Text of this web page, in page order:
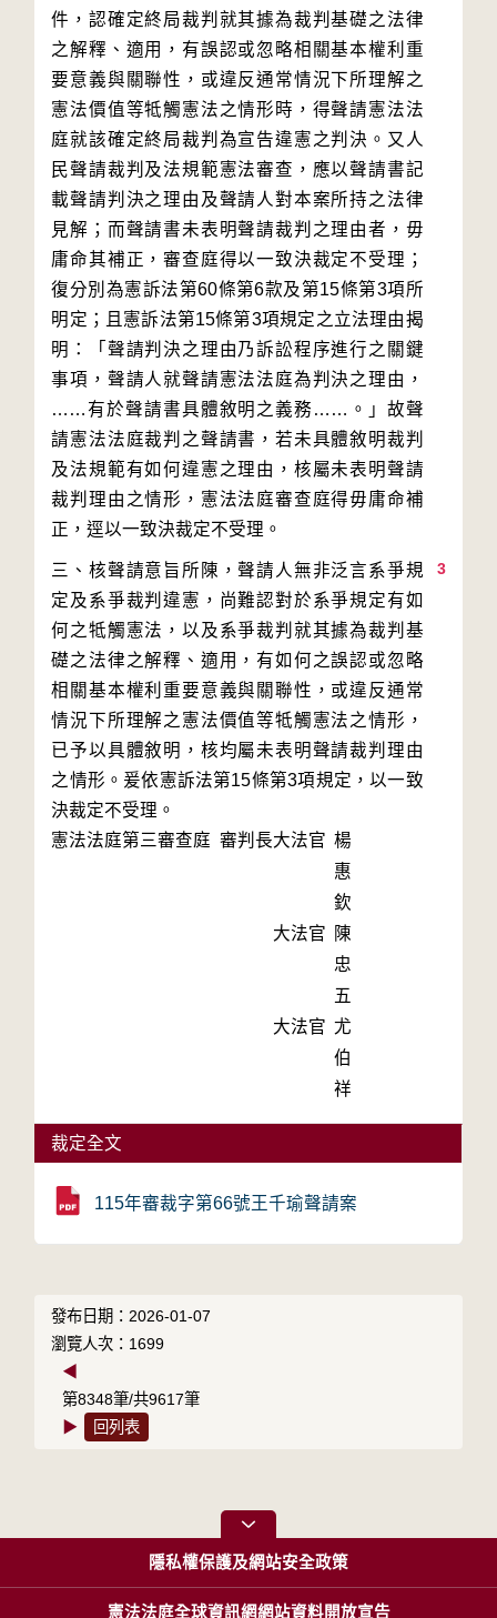
件，認確定終局裁判就其據為裁判基礎之法律
之解釋、適用，有誤認或忽略相關基本權利重
要意義與關聯性，或違反通常情況下所理解之
憲法價值等牴觸憲法之情形時，得聲請憲法法
庭就該確定終局裁判為宣告違憲之判決。又人
民聲請裁判及法規範憲法審查，應以聲請書記
載聲請判決之理由及聲請人對本案所持之法律
見解；而聲請書未表明聲請裁判之理由者，毋
庸命其補正，審查庭得以一致決裁定不受理；
復分別為憲訴法第60條第6款及第15條第3項所
明定；且憲訴法第15條第3項規定之立法理由揭
明：「聲請判決之理由乃訴訟程序進行之關鍵
事項，聲請人就聲請憲法法庭為判決之理由，
……有於聲請書具體敘明之義務……。」故聲
請憲法法庭裁判之聲請書，若未具體敘明裁判
及法規範有如何違憲之理由，核屬未表明聲請
裁判理由之情形，憲法法庭審查庭得毋庸命補
3
三、核聲請意旨所陳，聲請人無非泛言系爭規
定及系爭裁判違憲，尚難認對於系爭規定有如
何之牴觸憲法，以及系爭裁判就其據為裁判基
礎之法律之解釋、適用，有如何之誤認或忽略
相關基本權利重要意義與關聯性，或違反通常
情況下所理解之憲法價值等牴觸憲法之情形，
已予以具體敘明，核均屬未表明聲請裁判理由
之情形。爰依憲訴法第15條第3項規定，以一致
決裁定不受理。
憲法法庭第三審查庭 審判長大法官 楊
惠
欽
大法官
陳
忠
五
大法官 尤
伯
祥
裁定全文
115年審裁字第66號王千瑜聲請案
發布日期：2026-01-07
瀏覽人次：1699
◀
第8348筆/共9617筆
▶
回列表
隱私權保護及網站安全政策
憲法法庭全球資訊網網站資料開放宣告